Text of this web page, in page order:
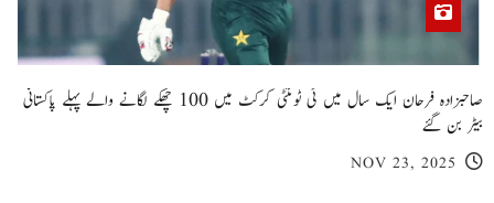
صاحبزادہ فرحان ایک سال میں ٹی ٹوئنٹی کرکٹ میں 100 چھکے لگانے والے پہلے پاکستانی
بیٹر بن گئے
NOV 23, 2025